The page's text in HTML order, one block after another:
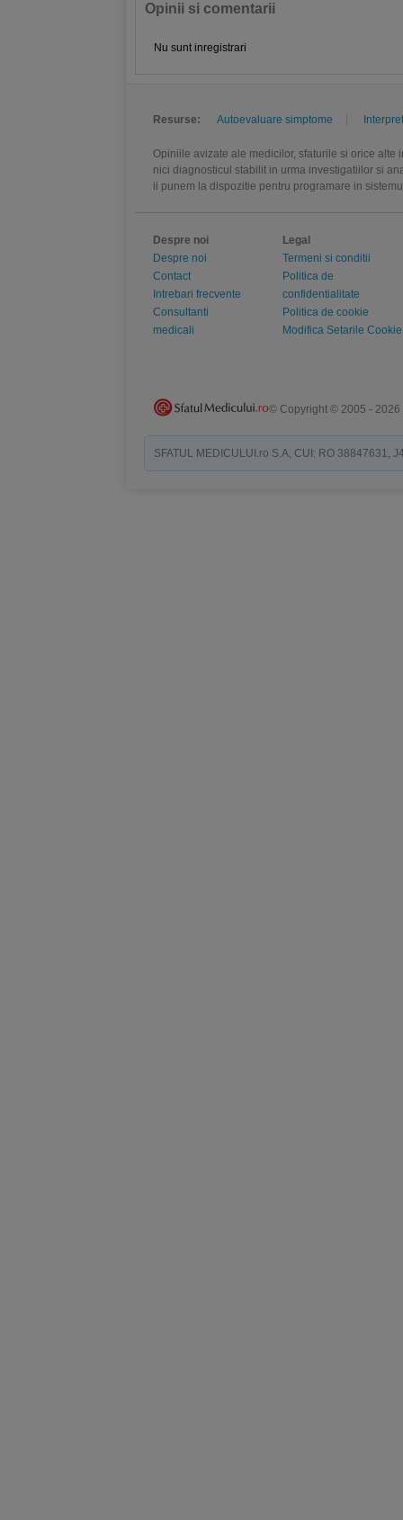
Opinii si comentarii
Nu sunt inregistrari
Resurse: Autoevaluare simptome
Opiniile avizate ale medicilor, sfaturile si orice
nici diagnosticul stabilit in urma investigatiilor si
ii punem la dispozitie pentru programare in
Despre noi
Despre noi
Contact
Intrebari frecvente
Consultanti
medicali
Legal
Termeni si conditii
Politica de
confidentialitate
Politica de cookie
Modifica Setarile Cookie
© Copyright © 2005 - 2026
SFATUL MEDICULUI.ro S.A, CUI: RO 38847631,